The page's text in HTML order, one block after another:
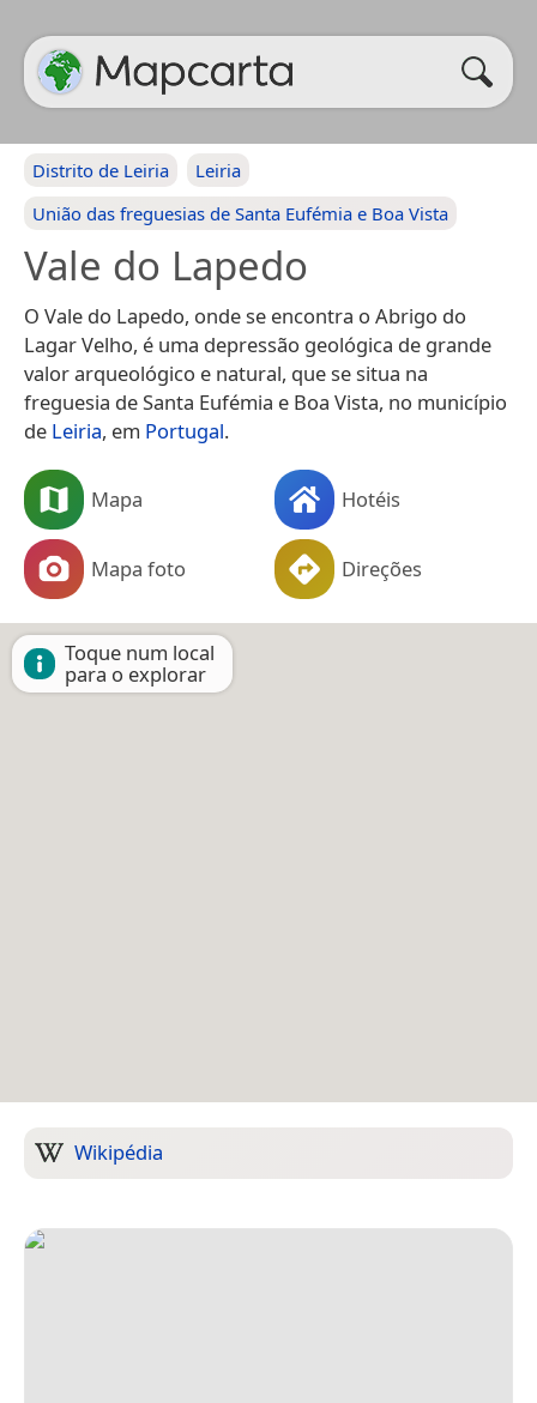
Distrito de Leiria
Leiria
União das freguesias de Santa Eufémia e Boa Vista
Vale do Lapedo
O Vale do Lapedo, onde se encontra o Abrigo do
Lagar Velho, é uma depressão geológica de grande
valor arqueológico e natural, que se situa na
freguesia de Santa Eufémia e Boa Vista, no município
de Leiria, em Portugal.
Mapa Hotéis
Mapa foto Direções
Toque num local
para o explorar
Wikipédia